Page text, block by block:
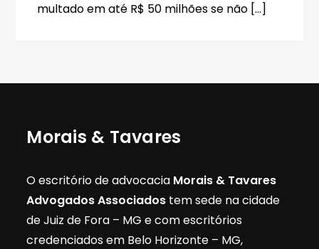
multado em até R$ 50 milhões se não […]
Morais & Tavares
O escritório de advocacia Morais & Tavares
Advogados Associados tem sede na cidade
de Juiz de Fora – MG e com escritórios
credenciados em Belo Horizonte – MG,